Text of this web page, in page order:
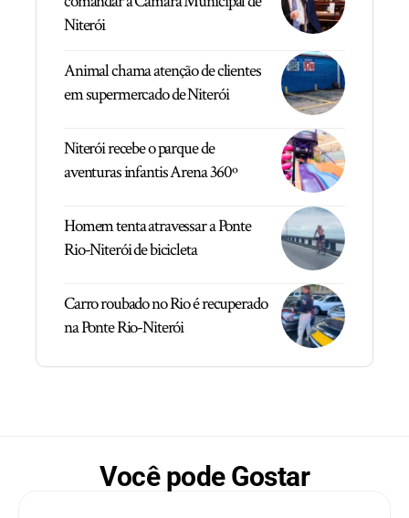
Niterói
Animal chama atenção de clientes
em supermercado de Niterói
Niterói recebe o parque de
aventuras infantis Arena 360º
Homem tenta atravessar a Ponte
Rio-Niterói de bicicleta
Carro roubado no Rio é recuperado
na Ponte Rio-Niterói
Você pode Gostar